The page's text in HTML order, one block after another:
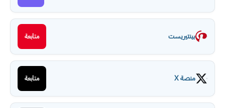
بينتيريست متابعة
منصة X متابعة